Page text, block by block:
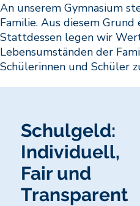
An unserem Gymnasium
Familie. Aus diesem
Stattdessen legen wir
Lebensumständen der
Schülerinnen und Schüler
Schulgeld:
Individuell,
Fair und
Transparent